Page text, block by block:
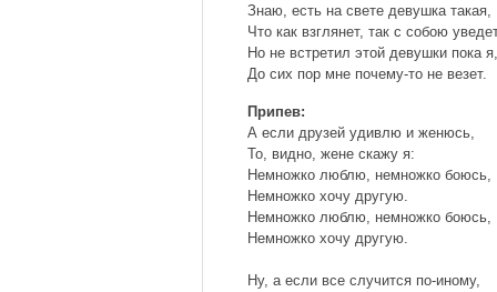
Знаю, есть на свете девушка такая,
Что как взглянет, так с собою
Но не встретил этой девушки пока я,
До сих пор мне почему-то не везет.
Припев:
А если друзей удивлю и женюсь,
То, видно, жене скажу я:
Немножко люблю, немножко боюсь,
Немножко хочу другую.
Немножко люблю, немножко боюсь,
Немножко хочу другую.
Ну, а если все случится по-иному,